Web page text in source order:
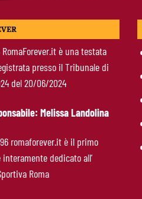
RomaForever.it è una testata
presso il Tribunale di
del 20/06/2024
Melissa Landolina
romaforever.it è il primo
dedicato all’
Roma